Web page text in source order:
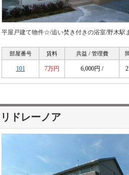
平屋戸建て物件☆/追い焚き付きの浴室/野木駅
部屋番号 賃料 共益 / 管理費
101 7万円 6,000円 /
リドレーノア